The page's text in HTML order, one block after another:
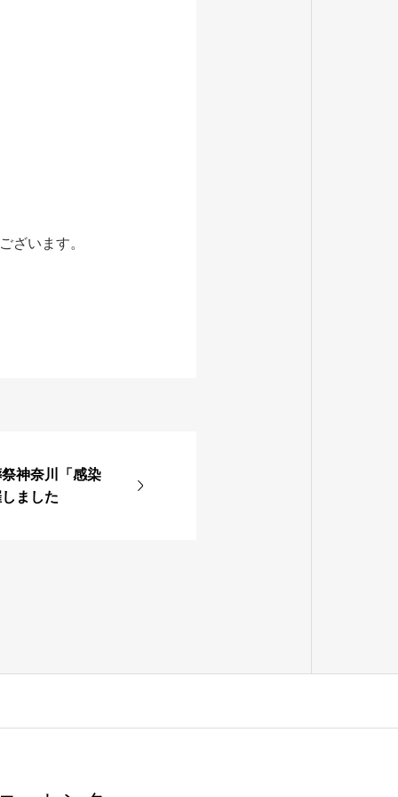
ざいます。
神奈川「感染
ました